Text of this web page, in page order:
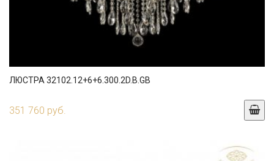
ЛЮСТРА 32102.12+6+6.300.2D.B.GB
351 760 руб.